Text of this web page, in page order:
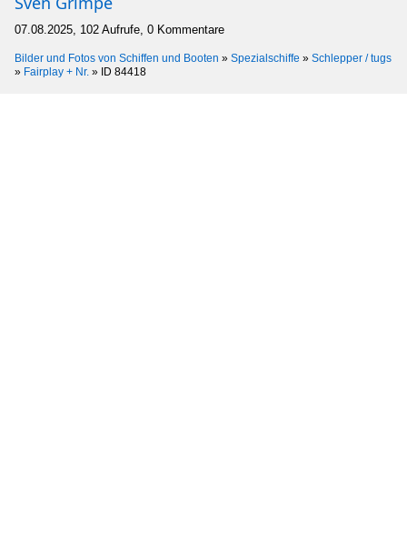
07.08.2025, 102 Aufrufe, 0 Kommentare
Bilder und Fotos von Schiffen und Booten » Spezialschiffe » Schlepper / tugs
» Fairplay + Nr. » ID 84418